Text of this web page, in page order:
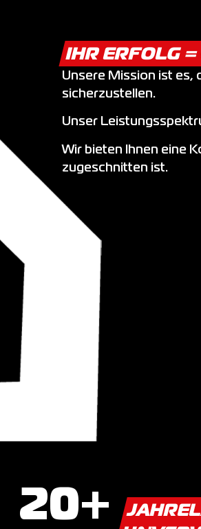
IHR ERFOLG
Unsere Mission ist es,
sicherzustellen.
Unser
Wir bieten Ihnen eine
zugeschnitten ist.
20+